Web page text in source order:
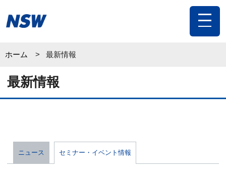
toggle
ホーム 最新情報
最新情報
ニュース セミナー・イベント情報